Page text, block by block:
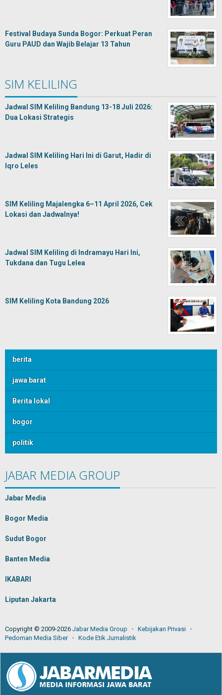
Festival Budaya Sunda Bogor: Perkuat Peran
Guru PAUD dan Wajib Belajar 13 Tahun
SIM KELILING
Jadwal SIM Keliling Bandung 13-18 Juli 2026:
Dua Lokasi Strategis
Jadwal SIM Keliling Hari Ini di Garut, Hadir di
Iqro Leles
SIM Keliling Majalengka 6–11 April 2026, Cek
Lokasi dan Jadwalnya!
Jadwal SIM Keliling di Indramayu Hari Ini,
Tukdana dan Tugu Lelea
SIM Keliling Kota Bandung 2026
berita
jawa barat
Berita lokal
bogor
politik
JABAR MEDIA GROUP
Jabar Media
Bogor Media
Sudut Bogor
Banten Media
IKABARI
Liputan Jakarta
Copyright © 2009-2026 Jabar Media Group
Kebijakan Privasi
Pedoman Media Siber
Kode Etik Jurnalistik